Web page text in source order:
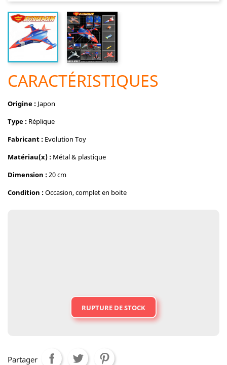
CARACTÉRISTIQUES
Origine : Japon
Type : Réplique
Fabricant : Evolution Toy
Matériau(x) : Métal & plastique
Dimension :20 cm
Condition :Occasion, complet en boite
RUPTURE DE STOCK
Partager